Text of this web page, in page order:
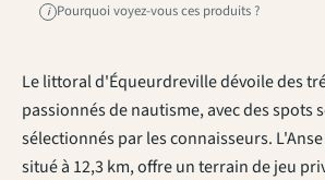
i Pourquoi voyez-vous ces produits ?
Le littoral d'Équeurdreville dévoile des
passionnés de nautisme, avec des spots
sélectionnés par les connaisseurs.
situé à 12,3 km, offre un terrain de jeu